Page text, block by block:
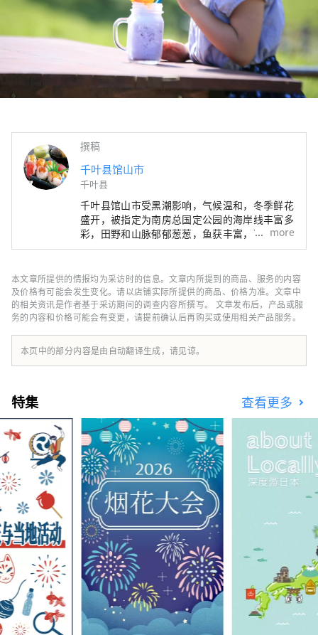
撰稿
千叶县馆山市
千叶县
千叶县馆山市受黑潮影响，气候温和，冬季鲜花
盛开，被指定为南房总国定公园的海岸线丰富多
彩，田野和山脉郁郁葱葱，鱼获丰富，可以品尝
到很多新鲜海鲜，是一座自然丰富的城市。 这
代的传奇小说「南总里见八犬传」的舞台、战国
时代的大名里见氏有关系的历史遗迹。 远离城
市的喧嚣，在位于千叶县南端、距东京仅100公
里的馆山度过一段悠闲自在的时光。
more
本文章所提供的情报均为采访时的信息。文章内所提到的商品、服务的内容
及价格有可能会发生变化。请以店铺实际所提供的商品、价格为准。文章中
的相关资讯是作者基于采访期间的调查内容所撰写。 文章发布后，产品或服
务的内容和价格可能会有变更，请提前确认后再购买或使用相关产品服务。
本页中的部分内容是由自动翻译生成，请见谅。
特集 查看更多